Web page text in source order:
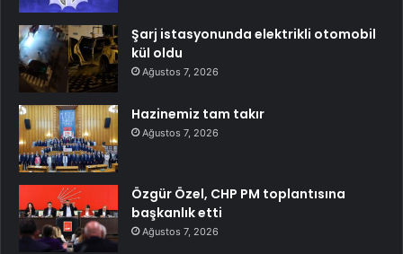
Şarj istasyonunda elektrikli otomobil
kül oldu
Ağustos 7, 2026
Hazinemiz tam takır
Ağustos 7, 2026
Özgür Özel, CHP PM toplantısına
başkanlık etti
Ağustos 7, 2026